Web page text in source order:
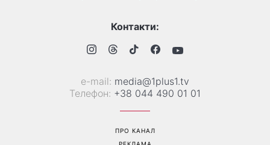
Контакти:
е-mail: media@1plus1.tv
Телефон: +38 044 490 01 01
ПРО КАНАЛ